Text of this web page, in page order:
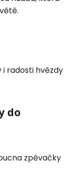
i radosti hvězdy
do
zpěvačky